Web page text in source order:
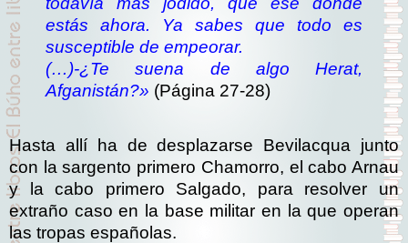
estás ahora. Ya sabes que todo es
susceptible de empeorar.
(…)-¿Te suena de algo Herat,
Afganistán?» (Página 27-28)
Hasta allí ha de desplazarse Bevilacqua junto
con la sargento primero Chamorro, el cabo Arnau
y la cabo primero Salgado, para resolver un
extraño caso en la base militar en la que operan
las tropas españolas.